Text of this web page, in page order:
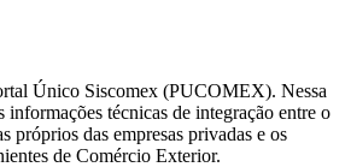
Único Siscomex (PUCOMEX). Nessa
informações técnicas de integração entre o
próprios das empresas privadas e os
de Comércio Exterior.